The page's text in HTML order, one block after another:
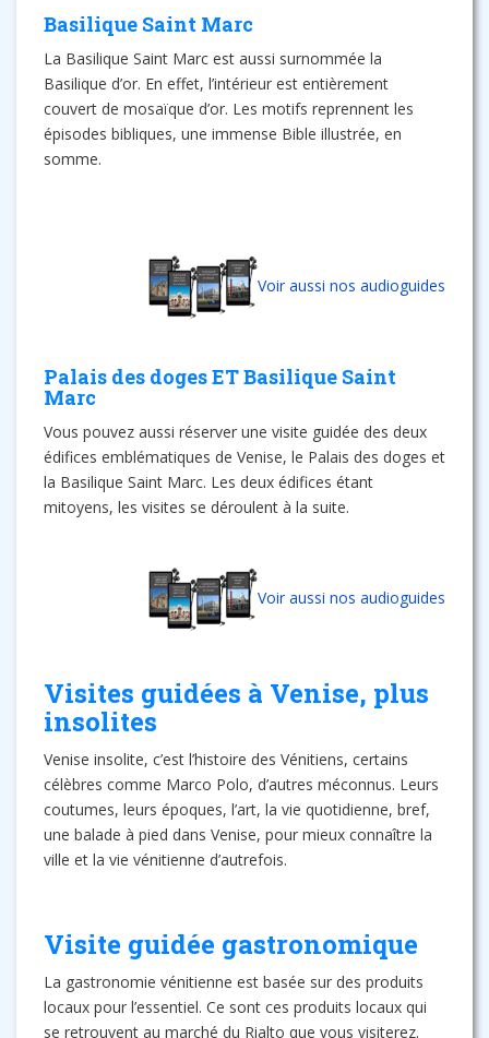
Basilique Saint Marc
La Basilique Saint Marc est aussi surnommée la
Basilique d’or. En effet, l’intérieur est entièrement
couvert de mosaïque d’or. Les motifs reprennent les
épisodes bibliques, une immense Bible illustrée, en
somme.
Voir aussi nos audioguides
Palais des doges ET Basilique Saint
Marc
Vous pouvez aussi réserver une visite guidée des deux
édifices emblématiques de Venise, le Palais des doges et
la Basilique Saint Marc. Les deux édifices étant
mitoyens, les visites se déroulent à la suite.
Voir aussi nos audioguides
Visites guidées à Venise, plus
insolites
Venise insolite, c’est l’histoire des Vénitiens, certains
célèbres comme Marco Polo, d’autres méconnus. Leurs
coutumes, leurs époques, l’art, la vie quotidienne, bref,
une balade à pied dans Venise, pour mieux connaître la
ville et la vie vénitienne d’autrefois.
Visite guidée gastronomique
La gastronomie vénitienne est basée sur des produits
locaux pour l’essentiel. Ce sont ces produits locaux qui
se retrouvent au marché du Rialto que vous visiterez.